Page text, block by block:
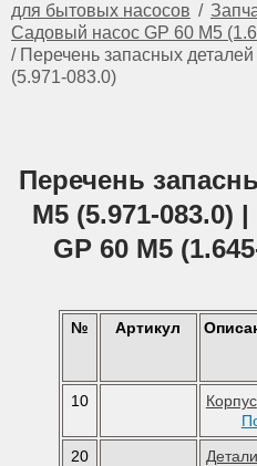
для бытовых насосов /
Садовый насос GP 60 M5
/ Перечень запасных
(5.971-083.0)
Перечень
M5 (5.971-
GP 60 M5
№ Артикул
10
Корпус
20
Детали